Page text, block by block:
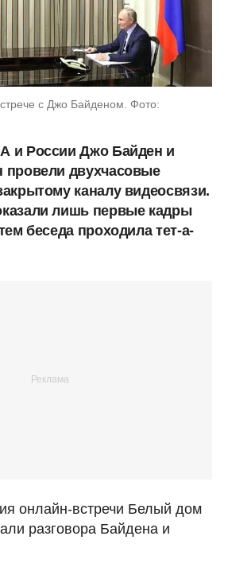
с Джо Байденом. Фото:
и России Джо Байден и
провели двухчасовые
каналу видеосвязи.
лишь первые кадры
беседа проходила тет-а-
онлайн-встречи Белый дом
разговора Байдена и